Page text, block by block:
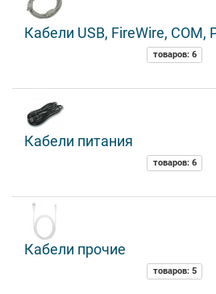
Кабели USB, FireWire, COM,
товаров: 6
Кабели питания
товаров: 6
Кабели прочие
товаров: 5